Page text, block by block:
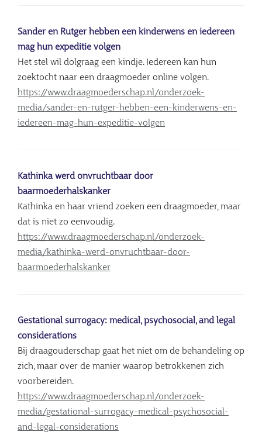
Sander en Rutger hebben een kinderwens en iedereen
mag hun expeditie volgen
Het stel wil dolgraag een kindje. Iedereen kan hun
zoektocht naar een draagmoeder online volgen.
https://www.draagmoederschap.nl/onderzoek-
media/sander-en-rutger-hebben-een-kinderwens-en-
iedereen-mag-hun-expeditie-volgen
Kathinka werd onvruchtbaar door
baarmoederhalskanker
Kathinka en haar vriend zoeken een draagmoeder, maar
dat is niet zo eenvoudig.
https://www.draagmoederschap.nl/onderzoek-
media/kathinka-werd-onvruchtbaar-door-
baarmoederhalskanker
Gestational surrogacy: medical, psychosocial, and legal
considerations
Bij draagouderschap gaat het niet om de behandeling op
zich, maar over de manier waarop betrokkenen zich
voorbereiden.
https://www.draagmoederschap.nl/onderzoek-
media/gestational-surrogacy-medical-psychosocial-
and-legal-considerations